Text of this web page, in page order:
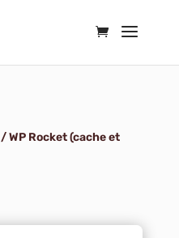
/ WP Rocket (cache et